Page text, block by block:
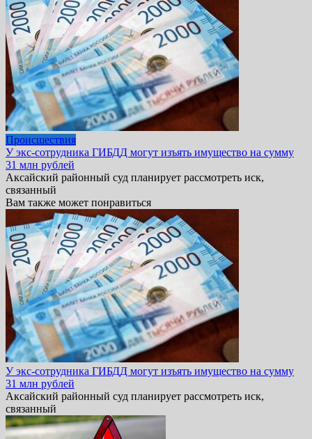
Происшествия
У экс-сотрудника ГИБДД могут изъять имущество на сумму
31 млн рублей
Аксайский районный суд планирует рассмотреть иск,
связанный
Вам также может понравиться
У экс-сотрудника ГИБДД могут изъять имущество на сумму
31 млн рублей
Аксайский районный суд планирует рассмотреть иск,
связанный